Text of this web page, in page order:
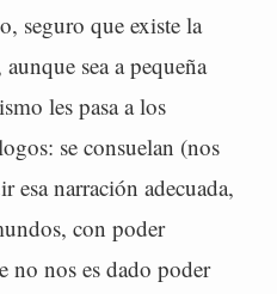
seguro que existe la
sea a pequeña
les pasa a los
se consuelan (nos
esa narración adecuada,
con poder
no nos es dado poder